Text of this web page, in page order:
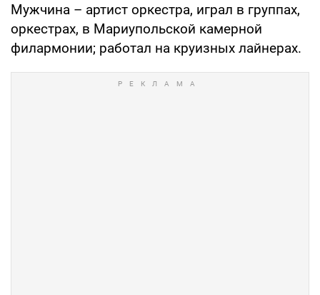
Мужчина – артист оркестра, играл в группах,
оркестрах, в Мариупольской камерной
филармонии; работал на круизных лайнерах.